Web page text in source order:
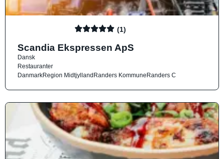
(1)
Scandia Ekspressen ApS
Dansk
Restauranter
DanmarkRegion MidtjyllandRanders KommuneRanders C